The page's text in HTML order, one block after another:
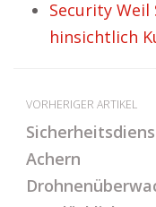
Security
hinsichtlich
VORHERIGER ARTIKEL
Achern